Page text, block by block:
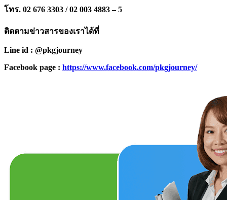
โทร. 02 676 3303 / 02 003 4883 – 5
ติดตามข่าวสารของเราได้ที่
Line id : @pkgjourney
Facebook page : https://www.facebook.com/pkgjourney/